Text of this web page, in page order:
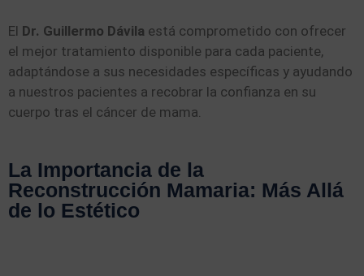
El Dr. Guillermo Dávila está comprometido con ofrecer
el mejor tratamiento disponible para cada paciente,
adaptándose a sus necesidades específicas y ayudando
a nuestros pacientes a recobrar la confianza en su
cuerpo tras el cáncer de mama.
La Importancia de la
Reconstrucción Mamaria: Más Allá
de lo Estético